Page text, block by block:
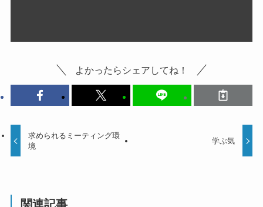
よかったらシェアしてね！
求められるミーティング環
境
学ぶ気
関連記事